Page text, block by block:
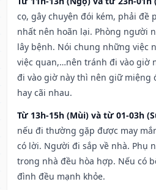
cọ, gây chuyện đói kém, phải đề
nhất nên hoãn lại. Phòng người
lây bệnh. Nói chung những việc
việc quan,…nên tránh đi vào giờ
đi vào giờ này thì nên giữ miệng
hay cãi nhau.
Từ 13h-15h (Mùi) và từ 01-03h
nếu đi thường gặp được may
có lời. Người đi sắp về nhà. Phụ
trong nhà đều hòa hợp. Nếu có
đình đều mạnh khỏe.